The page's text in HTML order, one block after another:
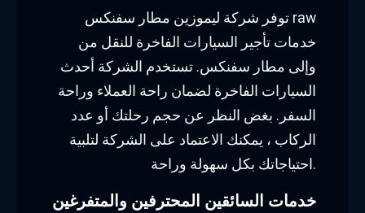
توفر شركة ليموزين مطار سفنكس raw
خدمات تأجير السيارات الفاخرة للنقل من
وإلى مطار سفنكس. تستخدم الشركة أحدث
السيارات الفاخرة لضمان راحة العملاء وراحة
السفر. بغض النظر عن حجم رحلتك أو عدد
الركاب ، يمكنك الاعتماد على الشركة لتلبية
احتياجاتك بكل سهولة وراحة.
خدمات السائقين المحترفين والمتفرغين